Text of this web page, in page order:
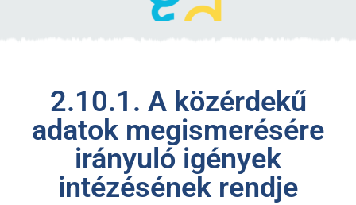
2.10.1. A közérdekű
adatok megismerésére
irányuló igények
intézésének rendje